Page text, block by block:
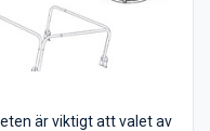
är viktigt att valet av